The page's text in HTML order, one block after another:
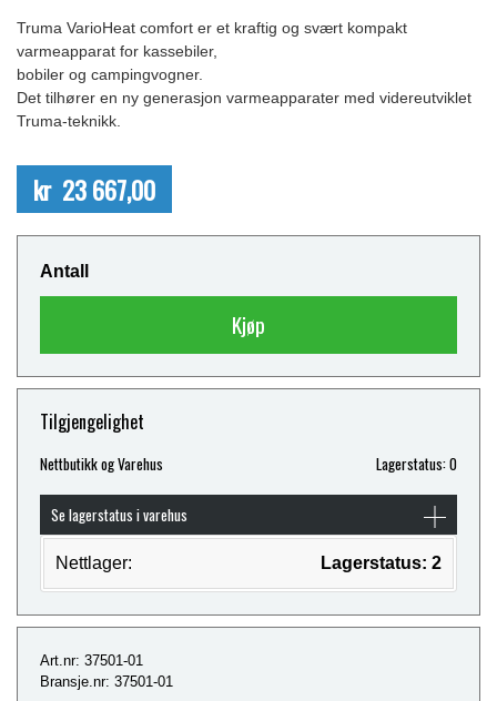
Truma VarioHeat comfort er et kraftig og svært kompakt
varmeapparat for kassebiler,
bobiler og campingvogner.
Det tilhører en ny generasjon varmeapparater med videreutviklet
Truma-teknikk.
kr 23 667,00
Antall
Kjøp
Tilgjengelighet
Nettbutikk og Varehus Lagerstatus: 0
Se lagerstatus i varehus
Nettlager: Lagerstatus: 2
Art.nr: 37501-01
Bransje.nr: 37501-01